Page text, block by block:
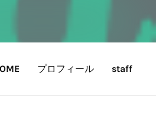
プロフィール staff